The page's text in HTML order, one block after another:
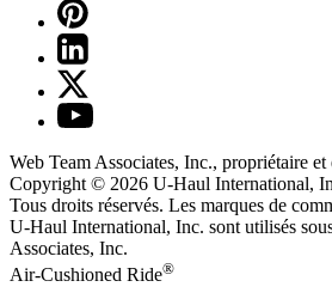
Web Team Associates, Inc., propriétaire
Copyright © 2026 U-Haul International,
Tous droits réservés. Les marques de
U-Haul International, Inc. sont utilisés
Associates, Inc.
Air-Cushioned Ride®